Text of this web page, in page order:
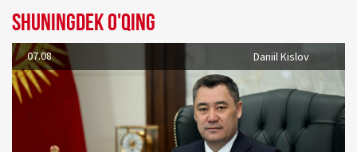
Shuningdek o'qing
07.08 Daniil Kislov